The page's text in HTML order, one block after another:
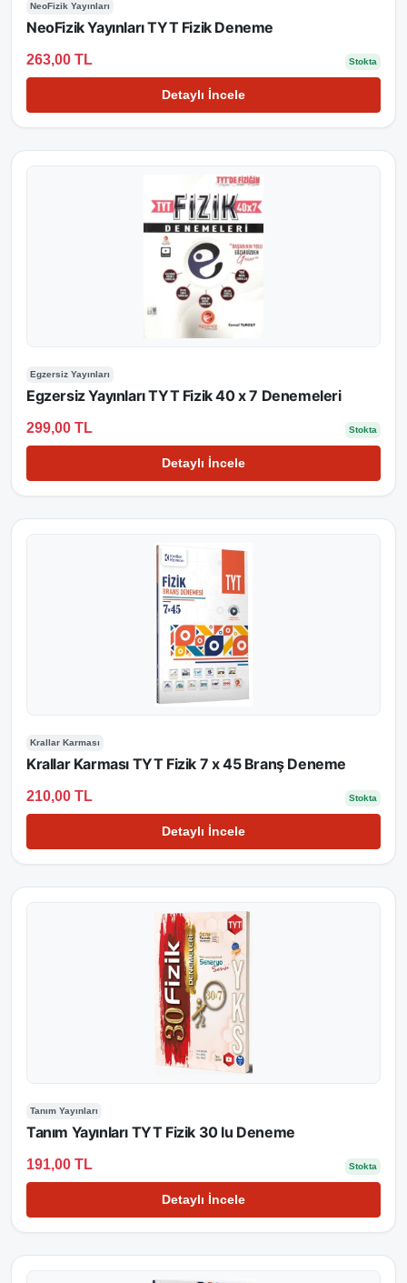
NeoFizik Yayınları
NeoFizik Yayınları TYT Fizik Deneme
263,00 TL Stokta
Detaylı İncele
Egzersiz Yayınları
Egzersiz Yayınları TYT Fizik 40 x 7 Denemeleri
299,00 TL Stokta
Detaylı İncele
Krallar Karması
Krallar Karması TYT Fizik 7 x 45 Branş Deneme
210,00 TL Stokta
Detaylı İncele
Tanım Yayınları
Tanım Yayınları TYT Fizik 30 lu Deneme
191,00 TL Stokta
Detaylı İncele